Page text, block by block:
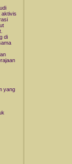
aktivis
di
yang